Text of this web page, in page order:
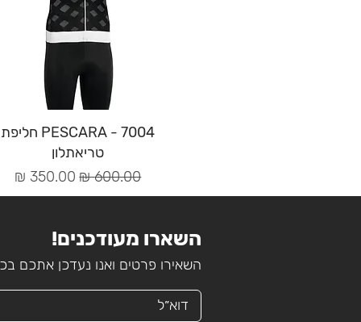
תצוגה מהירה
PESCARA - 7004 חליפת
טריאתלון
מחיר רגיל‏600.00 ‏₪ מחיר מבצע
השארו מעודכנים!
השאירו פרטים ואנו נעדכן אתכם